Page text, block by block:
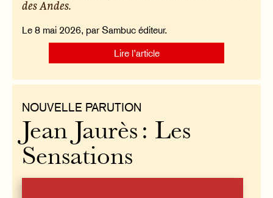
des Andes.
Le 8 mai 2026, par Sambuc éditeur.
Lire l’article
NOUVELLE PARUTION
Jean Jaurès : Les
Sensations